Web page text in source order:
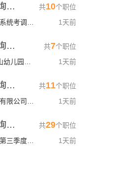
2026云南教师招聘职位表更新_查询入口 共10个职位
1天前
2026四川教师招聘职位表更新_查询入口 共7个职位
1天前
2026甘肃国企招聘职位表更新_查询入口 共11个职位
1天前
2026福建医疗卫生职位表更新_查询入口 共29个职位
1天前